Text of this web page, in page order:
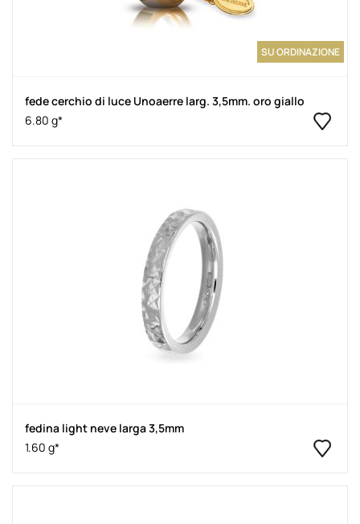
SU ORDINAZIONE
fede cerchio di luce Unoaerre larg. 3,5mm. oro giallo
6.80 g*
fedina light neve larga 3,5mm
1.60 g*